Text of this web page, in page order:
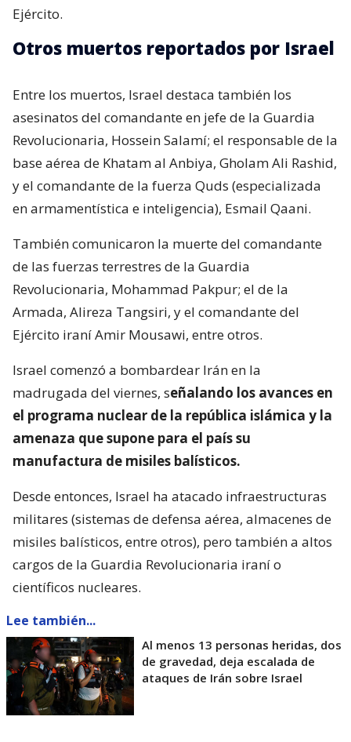
Ejército.
Otros muertos reportados por Israel
Entre los muertos, Israel destaca también los
asesinatos del comandante en jefe de la Guardia
Revolucionaria, Hossein Salamí; el responsable de la
base aérea de Khatam al Anbiya, Gholam Ali Rashid,
y el comandante de la fuerza Quds (especializada
en armamentística e inteligencia), Esmail Qaani.
También comunicaron la muerte del comandante
de las fuerzas terrestres de la Guardia
Revolucionaria, Mohammad Pakpur; el de la
Armada, Alireza Tangsiri, y el comandante del
Ejército iraní Amir Mousawi, entre otros.
Israel comenzó a bombardear Irán en la
madrugada del viernes, señalando los avances en
el programa nuclear de la república islámica y la
amenaza que supone para el país su
manufactura de misiles balísticos.
Desde entonces, Israel ha atacado infraestructuras
militares (sistemas de defensa aérea, almacenes de
misiles balísticos, entre otros), pero también a altos
cargos de la Guardia Revolucionaria iraní o
científicos nucleares.
Lee también...
Al menos 13 personas heridas, dos
de gravedad, deja escalada de
ataques de Irán sobre Israel